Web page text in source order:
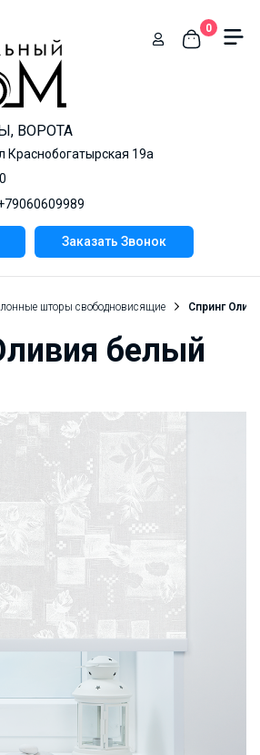
ВОРОТА
Краснобогатырская 19а
Заказать Звонок
0
шторы свободновисящие Спринг
белый